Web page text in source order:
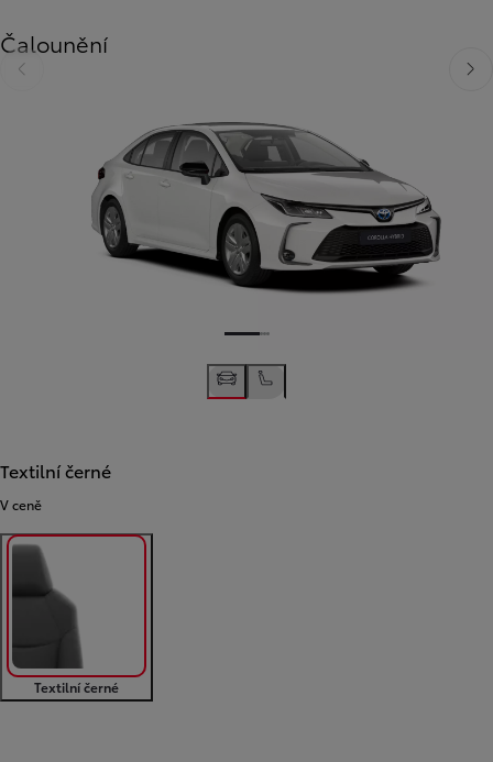
Čalounění
Předchozí Další
Textilní černé
V ceně
Textilní černé